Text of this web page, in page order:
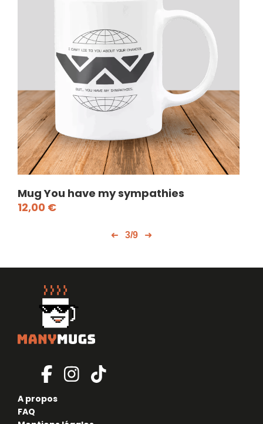
Mug You have my sympathies
12,00 €
3/9
A propos
FAQ